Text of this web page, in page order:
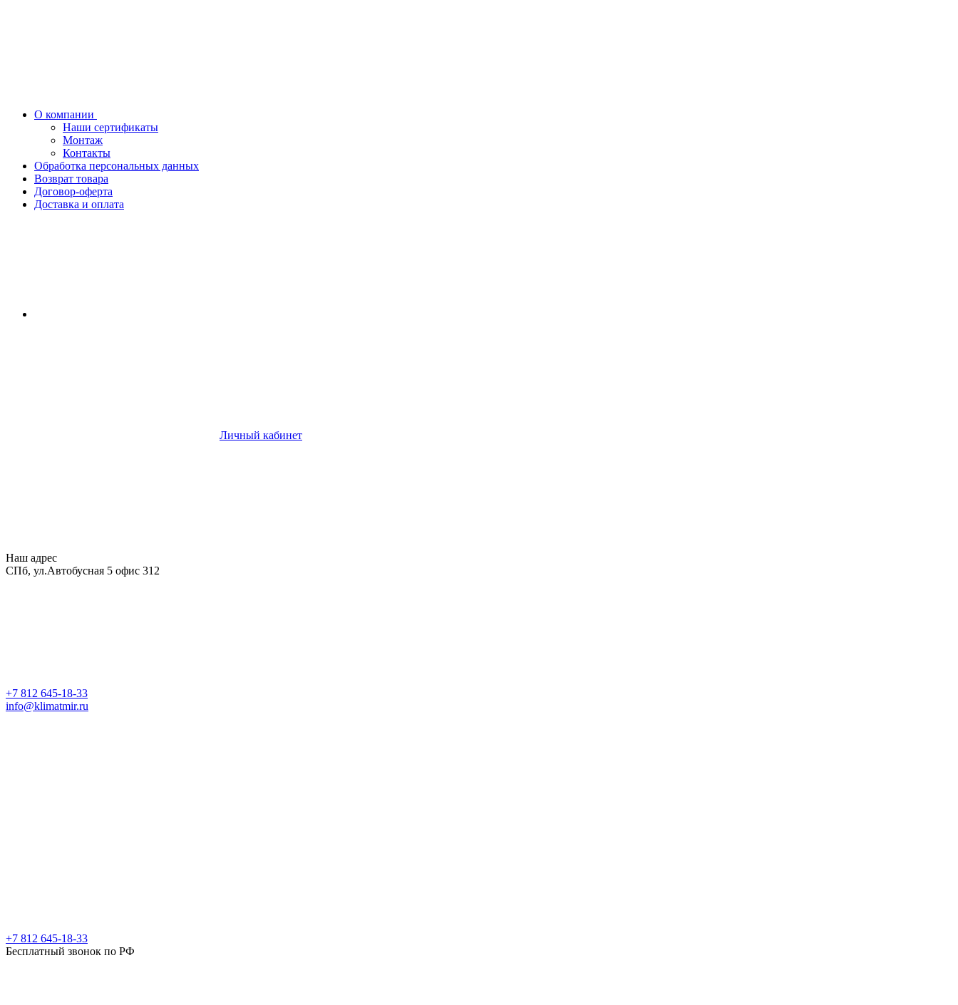
О компании
Наши сертификаты
Монтаж
Контакты
Обработка персональных данных
Возврат товара
Договор-оферта
Доставка и оплата
Личный кабинет
Наш адрес
СПб, ул.Автобусная 5 офис 312
+7 812 645-18-33
info@klimatmir.ru
+7 812 645-18-33
Бесплатный звонок по РФ